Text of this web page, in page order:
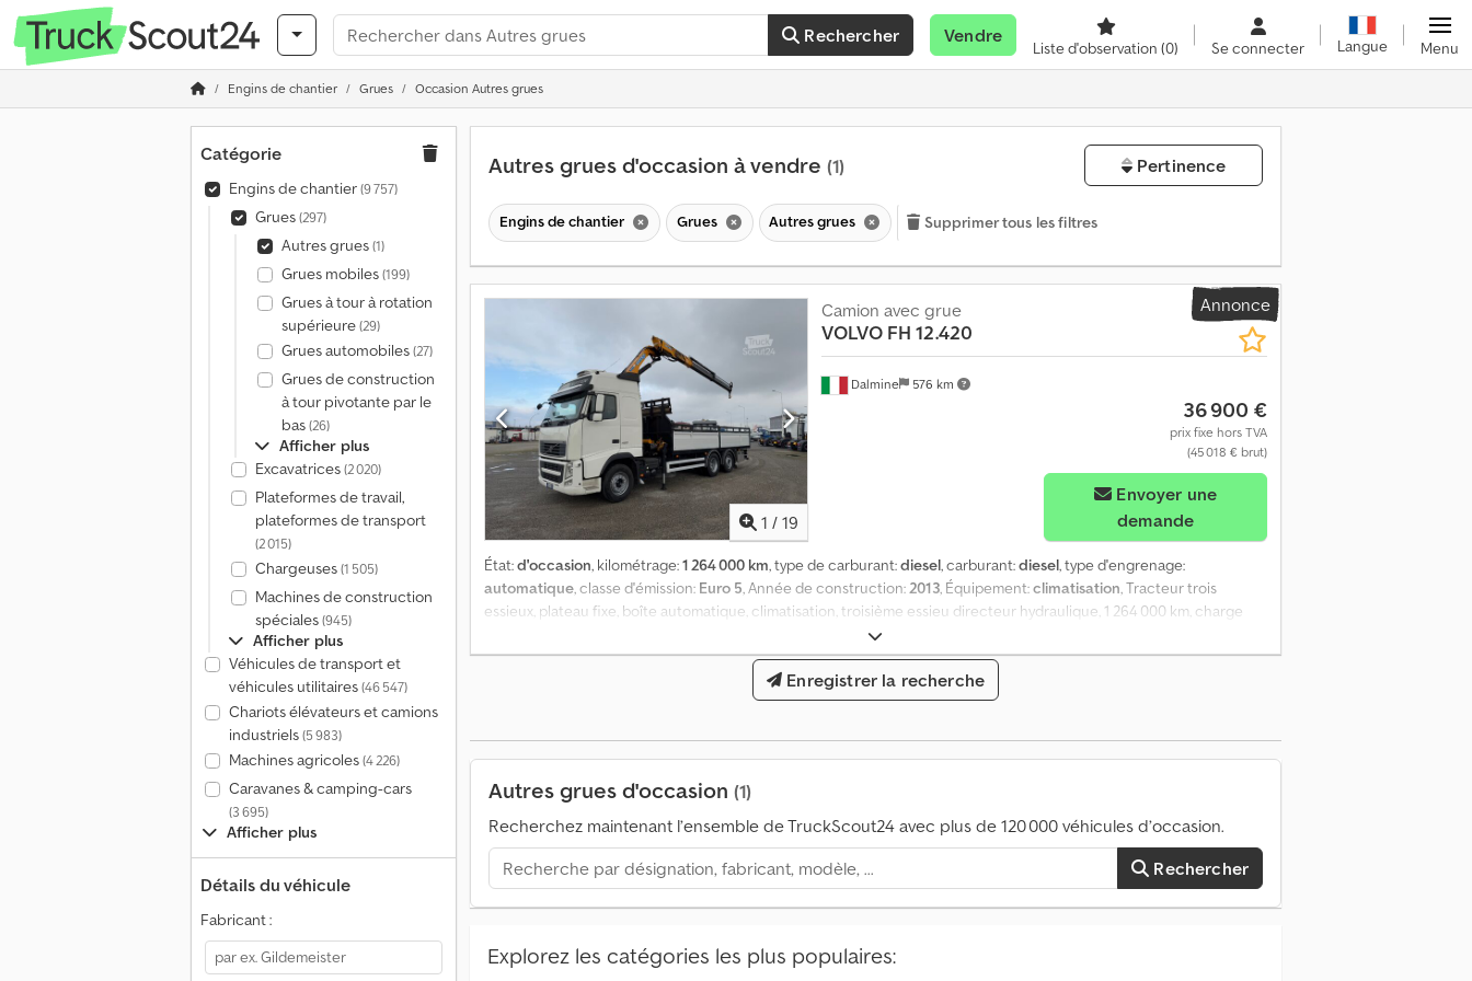
Rechercher Vendre
Liste d'observation (0) Se connecter Langue Menu
Engins de chantier Grues Occasion Autres grues
Catégorie
Engins de chantier(9 757)
Grues(297)
Autres grues(1)
Grues mobiles(199)
Grues à tour à rotation
supérieure(29)
Grues automobiles(27)
Grues de construction
à tour pivotante par le
bas(26)
Afficher plus
Excavatrices(2 020)
Plateformes de travail,
plateformes de transport
(2 015)
Chargeuses(1 505)
Machines de construction
spéciales(945)
Afficher plus
Véhicules de transport et
véhicules utilitaires(46 547)
Chariots élévateurs et camions
industriels(5 983)
Machines agricoles(4 226)
Caravanes & camping-cars
(3 695)
Afficher plus
Détails du véhicule
Fabricant :
Autres grues d'occasion à vendre (1) Pertinence
Engins de chantier Grues Autres grues Supprimer tous les filtres
Annonce
1 / 19
Dalmine 576 km
Camion avec grue
VOLVO FH 12.420
36 900 €
prix fixe hors TVA
(45 018 € brut)
demande
État:d'occasion, kilométrage:1 264 000 km, type de carburant:diesel, carburant:diesel, type d'engrenage:
automatique, classe d'émission: Euro 5, Année de construction:2013, Équipement:climatisation, Tracteur trois
essieux, plateau fixe, boîte automatique, climatisation, troisième essieu directeur hydraulique, 1 264 000 km, charge
utile 12 100 kg. Grue Effer 250.CL/2S, année 2013, capacité de levage 8 140 kg, dernière vérification périodique le
14/06/2024, radiocommande. Dcodevx Uh Ispfx Ac Dsk
Enregistrer la recherche
Autres grues d'occasion (1)
Recherchez maintenant l’ensemble de TruckScout24 avec plus de 120 000 véhicules d’occasion.
Rechercher
Explorez les catégories les plus populaires:
P
l
u
s
d
e
1
4
m
a
n
d
e
s
d
a
a
t
a
r
o